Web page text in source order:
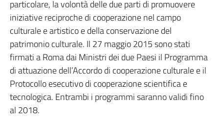
particolare, la volontà delle due parti di promuovere
iniziative reciproche di cooperazione nel campo
culturale e artistico e della conservazione del
patrimonio culturale. Il 27 maggio 2015 sono stati
firmati a Roma dai Ministri dei due Paesi il Programma
di attuazione dell’Accordo di cooperazione culturale e il
Protocollo esecutivo di cooperazione scientifica e
tecnologica. Entrambi i programmi saranno validi fino
al 2018.